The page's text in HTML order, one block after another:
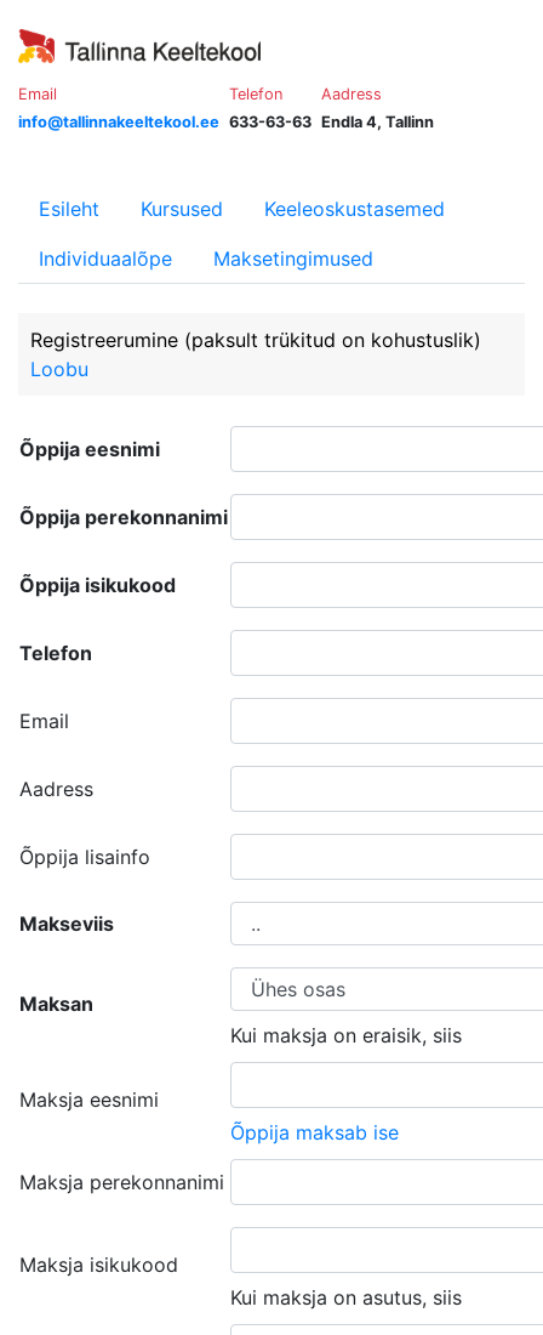
Email
info@tallinnakeeltekool.ee
Telefon
633-63-63
Aadress
Endla 4, Tallinn
Esileht Kursused Keeleoskustasemed
Individuaalõpe Maksetingimused
Registreerumine (paksult trükitud on kohustuslik)
Loobu
Õppija eesnimi
Õppija perekonnanimi
Õppija isikukood
Telefon
Email
Aadress
Õppija lisainfo
Makseviis
Maksan
Kui maksja on eraisik, siis
Maksja eesnimi
Õppija maksab ise
Maksja perekonnanimi
Maksja isikukood
Kui maksja on asutus, siis